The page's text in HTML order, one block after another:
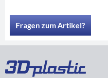
Fragen zum Artikel?